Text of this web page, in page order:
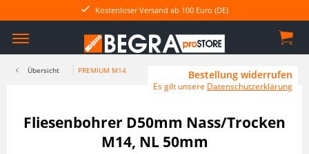
Kostenloser Versand ab 100 Euro (DE)
Übersicht PREMIUM M14
Fliesenbohrer D50mm Nass/Trocken
M14, NL 50mm
Bestellung widerrufen
Es gilt unsere Datenschutzerklärung